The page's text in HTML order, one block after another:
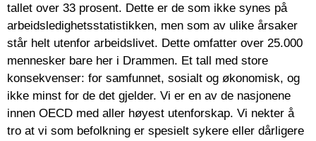
tallet over 33 prosent. Dette er de som ikke synes på
arbeidsledighetsstatistikken, men som av ulike årsaker
står helt utenfor arbeidslivet. Dette omfatter over 25.000
mennesker bare her i Drammen. Et tall med store
konsekvenser: for samfunnet, sosialt og økonomisk, og
ikke minst for de det gjelder. Vi er en av de nasjonene
innen OECD med aller høyest utenforskap. Vi nekter å
tro at vi som befolkning er spesielt sykere eller dårligere